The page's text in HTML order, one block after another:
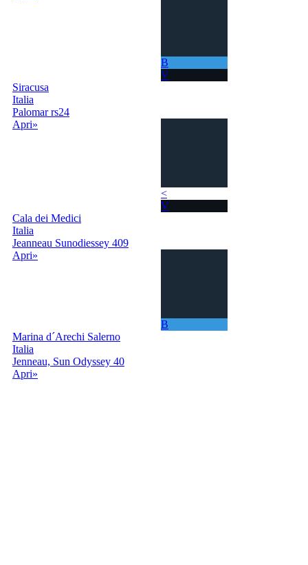
B
V
Siracusa
Italia
Palomar rs24
Apri»
<
V
Cala dei Medici
Italia
Jeanneau Sunodiessey 409
Apri»
B
Marina d´Arechi Salerno
Italia
Jenneau, Sun Odyssey 40
Apri»